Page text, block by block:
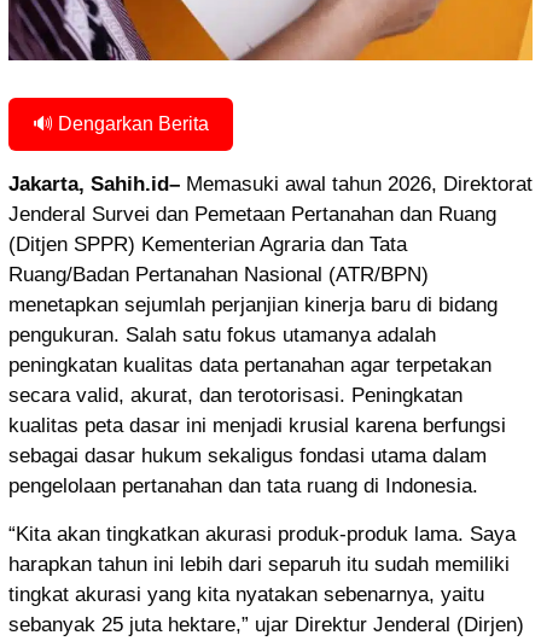
🔊 Dengarkan Berita
Jakarta, Sahih.id– Memasuki awal tahun 2026, Direktorat
Jenderal Survei dan Pemetaan Pertanahan dan Ruang
(Ditjen SPPR) Kementerian Agraria dan Tata
Ruang/Badan Pertanahan Nasional (ATR/BPN)
menetapkan sejumlah perjanjian kinerja baru di bidang
pengukuran. Salah satu fokus utamanya adalah
peningkatan kualitas data pertanahan agar terpetakan
secara valid, akurat, dan terotorisasi. Peningkatan
kualitas peta dasar ini menjadi krusial karena berfungsi
sebagai dasar hukum sekaligus fondasi utama dalam
pengelolaan pertanahan dan tata ruang di Indonesia.
“Kita akan tingkatkan akurasi produk-produk lama. Saya
harapkan tahun ini lebih dari separuh itu sudah memiliki
tingkat akurasi yang kita nyatakan sebenarnya, yaitu
sebanyak 25 juta hektare,” ujar Direktur Jenderal (Dirjen)